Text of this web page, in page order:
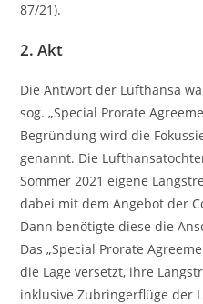
87/21).
2. Akt
Die Antwort der Lufthansa
sog. „Special Prorate
Begründung wird die
genannt. Die
Sommer 2021 eigene
dabei mit dem Angebot der
Dann benötigte diese die
Das „Special Prorate
die Lage versetzt, ihre
inklusive Zubringerflüge der